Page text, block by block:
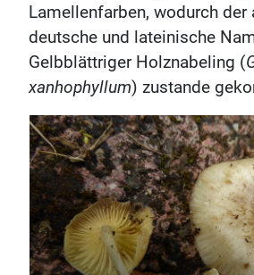
Lamellenfarben, wodurch der
deutsche und lateinische
Gelbblättriger Holznabeling (
xanhophyllum) zustande